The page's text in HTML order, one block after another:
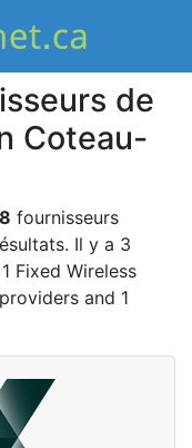
de
Coteau-
8 fournisseurs
Il y a 3
Fixed Wireless
and 1